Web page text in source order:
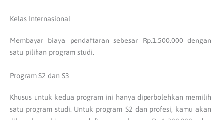
Kelas Internasional
Membayar biaya pendaftaran sebesar Rp.1.500.000 dengan
satu pilihan program studi.
Program S2 dan S3
Khusus untuk kedua program ini hanya diperbolehkan memilih
satu program studi. Untuk program S2 dan profesi, kamu akan